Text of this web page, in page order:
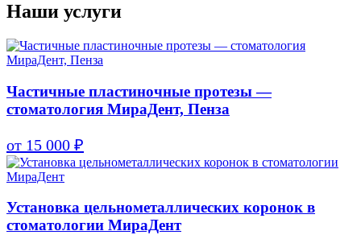
Наши услуги
Частичные пластиночные протезы —
стоматология МираДент, Пенза
от 15 000 ₽
Установка цельнометаллических коронок в
стоматологии МираДент